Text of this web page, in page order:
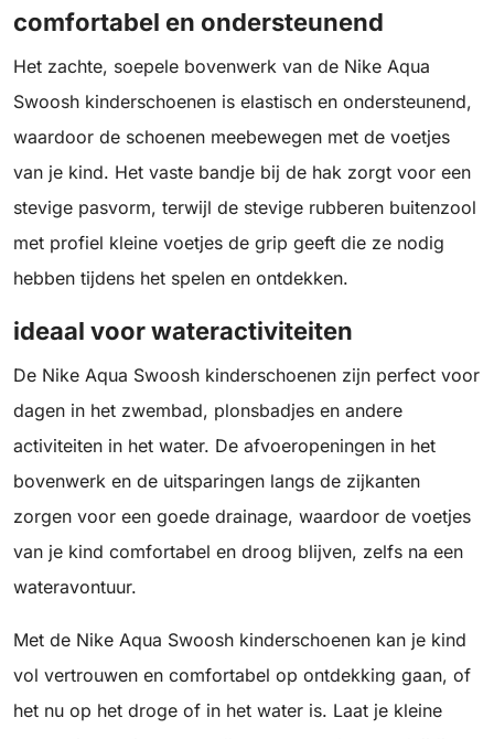
comfortabel en ondersteunend
Het zachte, soepele bovenwerk van de Nike Aqua
Swoosh kinderschoenen is elastisch en ondersteunend,
waardoor de schoenen meebewegen met de voetjes
van je kind. Het vaste bandje bij de hak zorgt voor een
stevige pasvorm, terwijl de stevige rubberen buitenzool
met profiel kleine voetjes de grip geeft die ze nodig
hebben tijdens het spelen en ontdekken.
ideaal voor wateractiviteiten
De Nike Aqua Swoosh kinderschoenen zijn perfect voor
dagen in het zwembad, plonsbadjes en andere
activiteiten in het water. De afvoeropeningen in het
bovenwerk en de uitsparingen langs de zijkanten
zorgen voor een goede drainage, waardoor de voetjes
van je kind comfortabel en droog blijven, zelfs na een
wateravontuur.
Met de Nike Aqua Swoosh kinderschoenen kan je kind
vol vertrouwen en comfortabel op ontdekking gaan, of
het nu op het droge of in het water is. Laat je kleine